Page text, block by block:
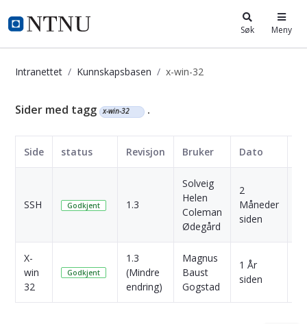
i.ntnu.no Søk Meny
Intranettet Kunnskapsbasen x-win-32
Kunnskapsbasen
Sider med tagg x-win-32 .
Side status Revisjon Bruker Dato
SSH Godkjent 1.3
Solveig
Helen
Coleman
Ødegård
2
Måneder
siden
X-
win
32
Godkjent
1.3
(Mindre
endring)
Magnus
Baust
Gogstad
1 År
siden